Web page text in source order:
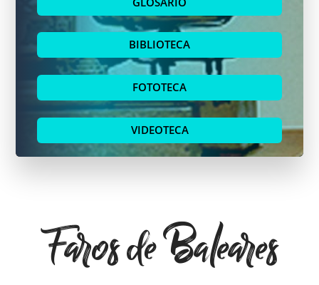
BIBLIOTECA
FOTOTECA
VIDEOTECA
Faros de Baleares